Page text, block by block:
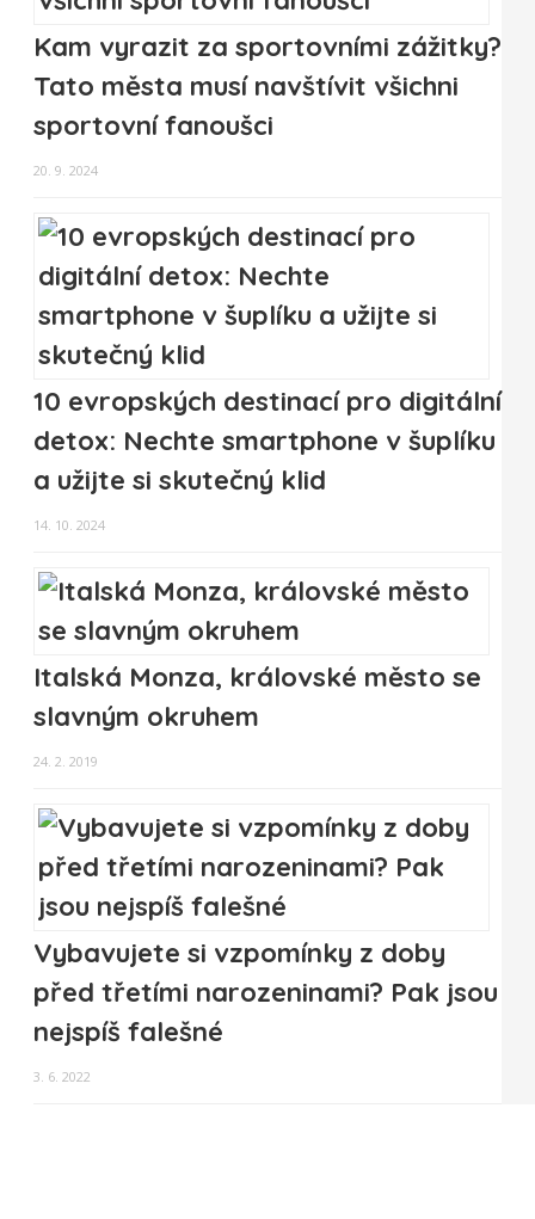
Kam vyrazit za sportovními zážitky?
Tato města musí navštívit všichni
sportovní fanoušci
20. 9. 2024
10 evropských destinací pro digitální
detox: Nechte smartphone v šuplíku
a užijte si skutečný klid
14. 10. 2024
Italská Monza, královské město se
slavným okruhem
24. 2. 2019
Vybavujete si vzpomínky z doby
před třetími narozeninami? Pak jsou
nejspíš falešné
3. 6. 2022